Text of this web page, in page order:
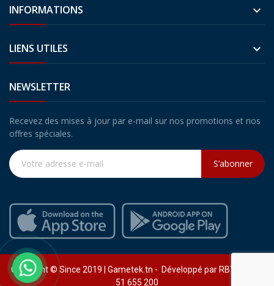
INFORMATIONS 
LIENS UTILES 
NEWSLETTER
Recevez des mises à jour par e-mail sur nos promotions et nos
offres spéciales.
S’abonner
Copyright © Since 2019 | Gametek.tn - Développé par RBY (+216)
51 655 200